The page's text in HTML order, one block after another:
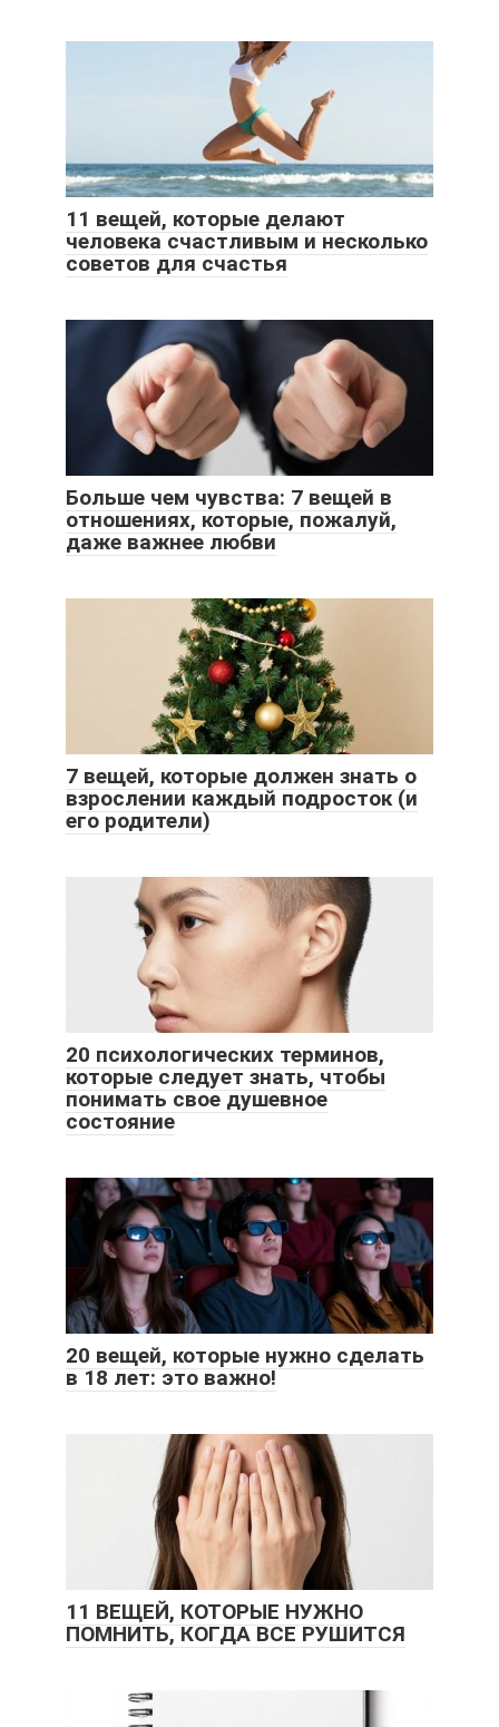
11 вещей, которые делают
человека счастливым и несколько
советов для счастья
Больше чем чувства: 7 вещей в
отношениях, которые, пожалуй,
даже важнее любви
7 вещей, которые должен знать о
взрослении каждый подросток (и
его родители)
20 психологических терминов,
которые следует знать, чтобы
понимать свое душевное
состояние
20 вещей, которые нужно сделать
в 18 лет: это важно!
11 ВЕЩЕЙ, КОТОРЫЕ НУЖНО
ПОМНИТЬ, КОГДА ВСЕ РУШИТСЯ